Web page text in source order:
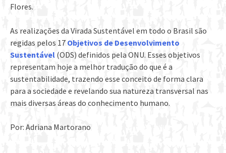
Flores.
As realizações da Virada Sustentável em todo o Brasil são
regidas pelos 17 Objetivos de Desenvolvimento
Sustentável (ODS) definidos pela ONU. Esses objetivos
representam hoje a melhor tradução do que é a
sustentabilidade, trazendo esse conceito de forma clara
para a sociedade e revelando sua natureza transversal nas
mais diversas áreas do conhecimento humano.
Por: Adriana Martorano